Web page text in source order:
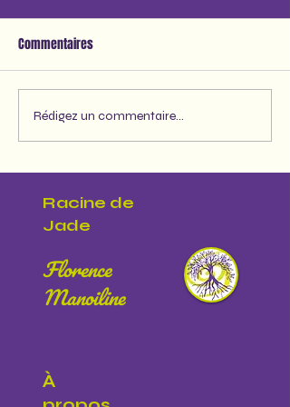
L’expert, c’est Vous !
Commentaires
Rédigez un commentaire...
Racine de
Jade
Florence
Manoiline
À